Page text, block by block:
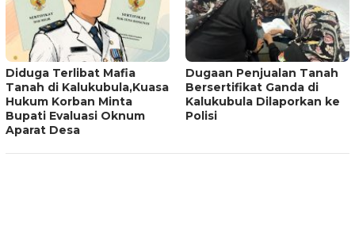
Diduga Terlibat Mafia
Tanah di Kalukubula,Kuasa
Hukum Korban Minta
Bupati Evaluasi Oknum
Aparat Desa
Dugaan Penjualan Tanah
Bersertifikat Ganda di
Kalukubula Dilaporkan ke
Polisi